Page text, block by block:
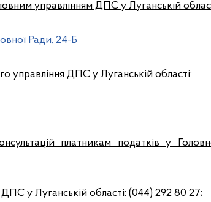
управлінням ДПС у Луганській
Ради, 24-Б
управління ДПС у Луганській області:
платникам податків у
у Луганській області: (044) 292 80 27;